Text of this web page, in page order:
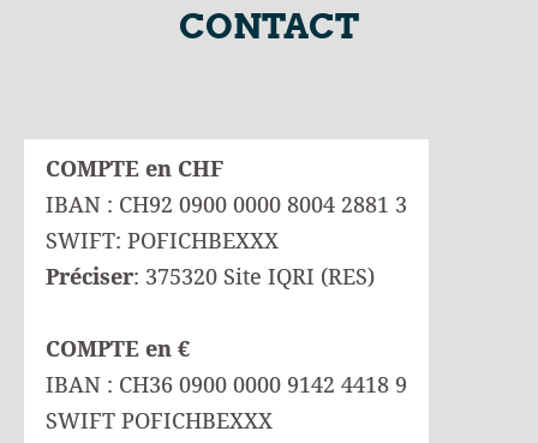
CONTACT
COMPTE en CHF
IBAN : CH92 0900 0000 8004 2881 3
SWIFT: POFICHBEXXX
Préciser: 375320 Site IQRI (RES)
COMPTE en €
IBAN : CH36 0900 0000 9142 4418 9
SWIFT POFICHBEXXX